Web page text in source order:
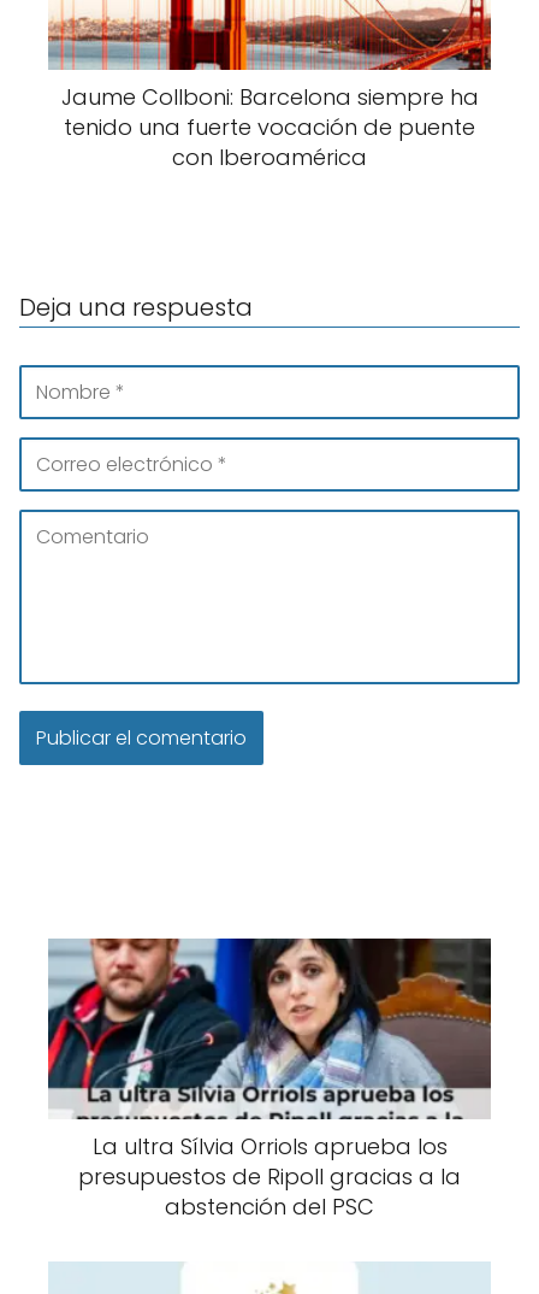
Jaume Collboni: Barcelona siempre ha
tenido una fuerte vocación de puente
con Iberoamérica
Deja una respuesta
La ultra Sílvia Orriols aprueba los
presupuestos de Ripoll gracias a la
abstención del PSC